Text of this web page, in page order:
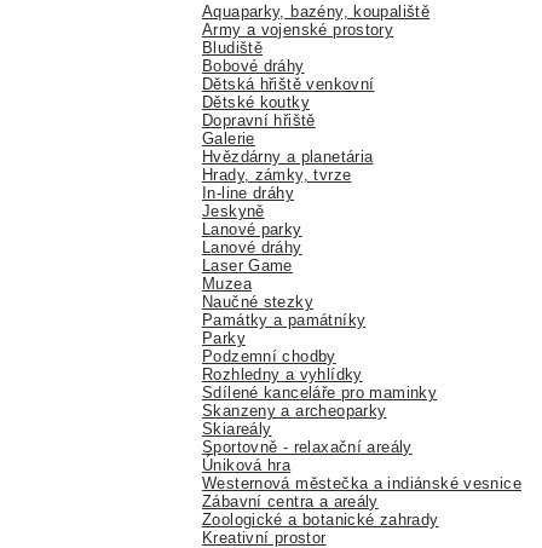
Aquaparky, bazény, koupaliště
Army a vojenské prostory
Bludiště
Bobové dráhy
Dětská hřiště venkovní
Dětské koutky
Dopravní hřiště
Galerie
Hvězdárny a planetária
Hrady, zámky, tvrze
In-line dráhy
Jeskyně
Lanové parky
Lanové dráhy
Laser Game
Muzea
Naučné stezky
Památky a památníky
Parky
Podzemní chodby
Rozhledny a vyhlídky
Sdílené kanceláře pro maminky
Skanzeny a archeoparky
Skiareály
Sportovně - relaxační areály
Úniková hra
Westernová městečka a indiánské vesnice
Zábavní centra a areály
Zoologické a botanické zahrady
Kreativní prostor